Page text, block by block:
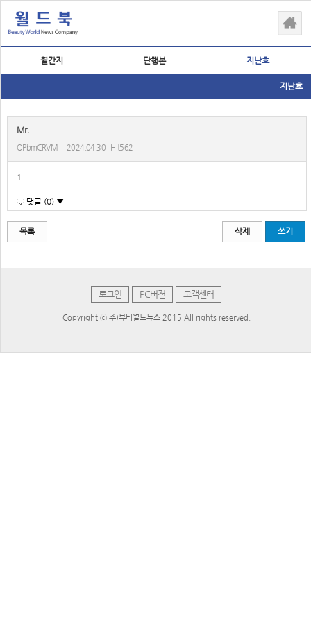
월간지 단행본 지난호
지난호
Mr.
QPbmCRVM 2024.04.30 | Hit562
1
댓글 (0) ▼
목록 삭제 쓰기
로그인 PC버젼 고객센터
Copyright ⓒ 주)뷰티월드뉴스 2015 All rights reserved.